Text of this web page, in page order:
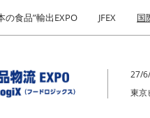
の食品”輸出EXPO JFEX 国
27/
東京